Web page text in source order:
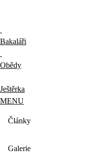
Bakaláři
Obědy
Ještěrka
MENU
Články
Galerie